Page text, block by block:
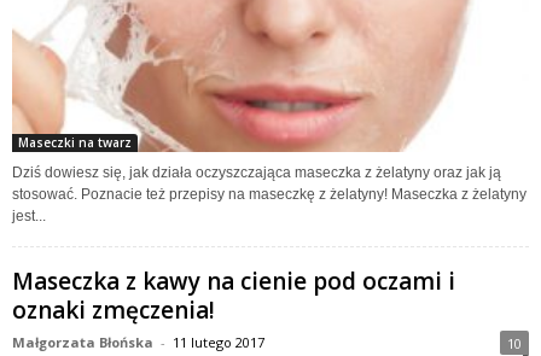
Maseczki na twarz
Dziś dowiesz się, jak działa oczyszczająca maseczka z żelatyny oraz jak ją
stosować. Poznacie też przepisy na maseczkę z żelatyny! Maseczka z żelatyny
jest...
Maseczka z kawy na cienie pod oczami i
oznaki zmęczenia!
Małgorzata Błońska - 11 lutego 2017 10